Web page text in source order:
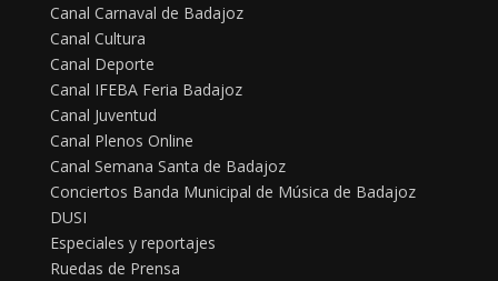
Canal Carnaval de Badajoz
Canal Cultura
Canal Deporte
Canal IFEBA Feria Badajoz
Canal Juventud
Canal Plenos Online
Canal Semana Santa de Badajoz
Conciertos Banda Municipal de Música de Badajoz
DUSI
Especiales y reportajes
Ruedas de Prensa